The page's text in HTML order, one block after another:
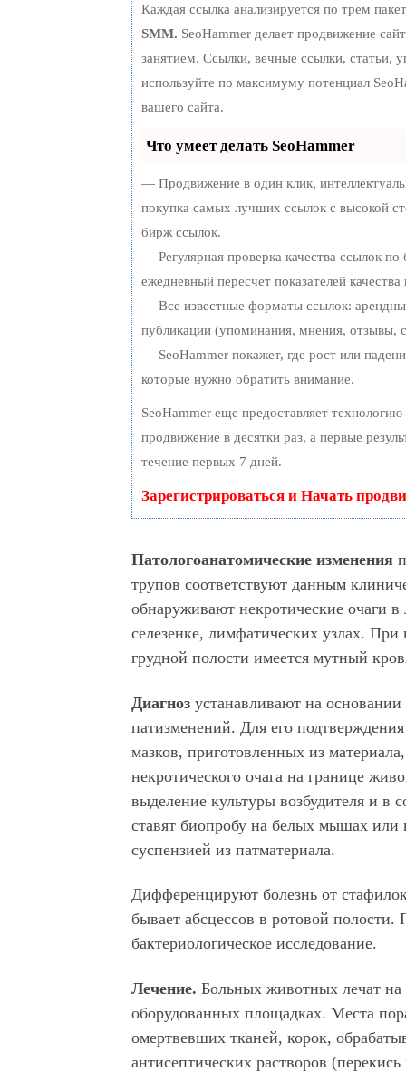
Каждая ссылка анализируется по трем
SMM. SeoHammer делает продвижение
занятием. Ссылки, вечные ссылки, статьи,
используйте по максимуму потенциал
вашего сайта.
Что умеет делать SeoHammer
— Продвижение в один клик,
покупка самых лучших ссылок с высокой
бирж ссылок.
— Регулярная проверка качества ссылок
ежедневный пересчет показателей качества
— Все известные форматы ссылок:
публикации (упоминания, мнения, отзывы,
— SeoHammer покажет, где рост или
которые нужно обратить внимание.
SeoHammer еще предоставляет технологию
продвижение в десятки раз, а первые
течение первых 7 дней.
Зарегистрироваться и Начать
Патологоанатомические изменения
трупов соответствуют данным
обнаруживают некротические очаги
селезенке, лимфатических узлах.
грудной полости имеется мутный
Диагноз устанавливают на
патизменений. Для его
мазков, приготовленных из материала,
некротического очага на границе
выделение культуры возбудителя и в
ставят биопробу на белых мышах или
суспензией из патматериала.
Дифференцируют болезнь от
бывает абсцессов в ротовой полости.
бактериологическое исследование.
Лечение. Больных животных лечат на
оборудованных площадках. Места
омертвевших тканей, корок,
антисептических растворов